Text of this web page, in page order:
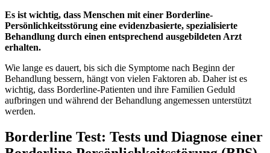
Es ist wichtig, dass Menschen mit einer Borderline-
Persönlichkeitsstörung eine evidenzbasierte, spezialisierte
Behandlung durch einen entsprechend ausgebildeten Arzt
erhalten.
Wie lange es dauert, bis sich die Symptome nach Beginn der
Behandlung bessern, hängt von vielen Faktoren ab. Daher ist es
wichtig, dass Borderline-Patienten und ihre Familien Geduld
aufbringen und während der Behandlung angemessen unterstützt
werden.
Borderline Test: Tests und Diagnose einer